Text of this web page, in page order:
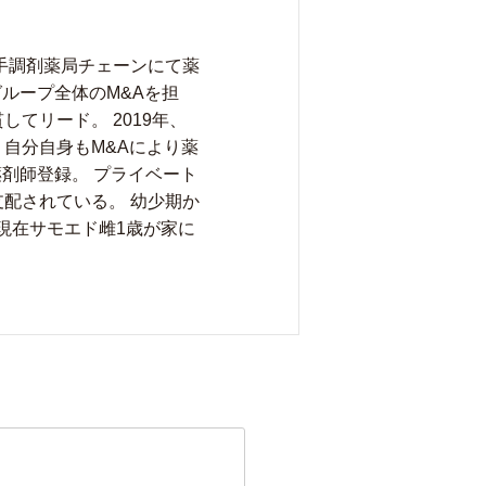
剤薬局チェーンにて薬
ープ全体のM&Aを担
てリード。 2019年、
分自身もM&Aにより薬
師登録。 プライベート
されている。 幼少期か
在サモエド雌1歳が家に